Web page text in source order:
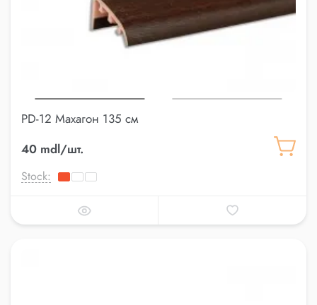
PD-12 Махагон 135 см
40 mdl/шт.
Stock: